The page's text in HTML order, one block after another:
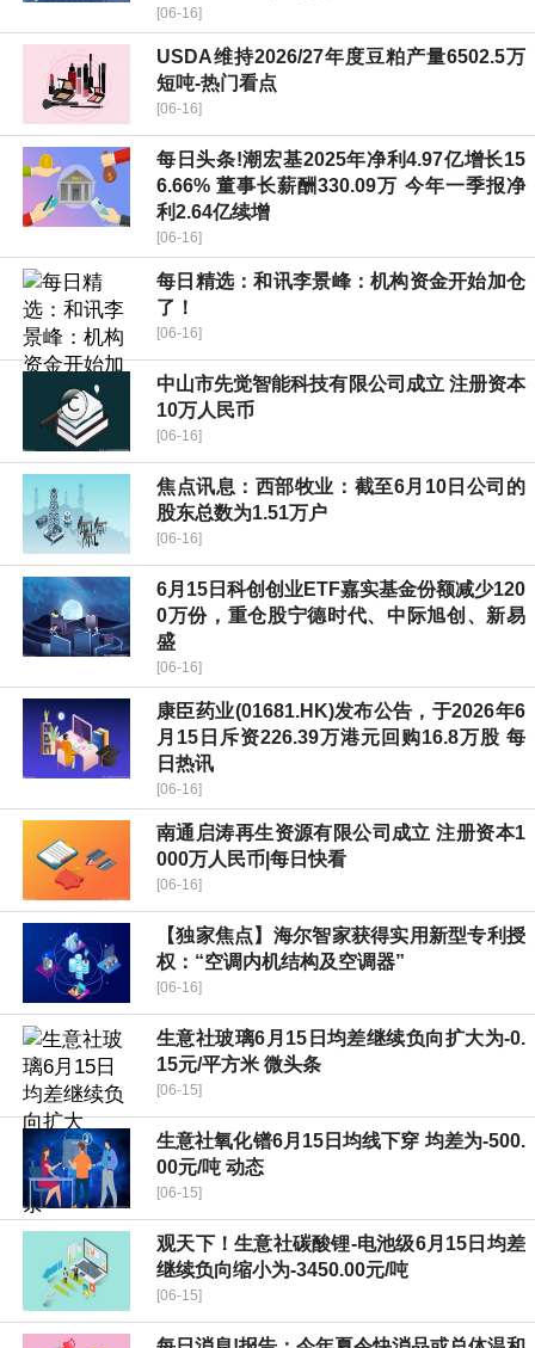
[06-16]
USDA维持2026/27年度豆粕产量6502.5万
短吨-热门看点
[06-16]
每日头条!潮宏基2025年净利4.97亿增长15
6.66% 董事长薪酬330.09万 今年一季报净
利2.64亿续增
[06-16]
每日精选：和讯李景峰：机构资金开始加仓
了！
[06-16]
中山市先觉智能科技有限公司成立 注册资本
10万人民币
[06-16]
焦点讯息：西部牧业：截至6月10日公司的
股东总数为1.51万户
[06-16]
6月15日科创创业ETF嘉实基金份额减少120
0万份，重仓股宁德时代、中际旭创、新易
盛
[06-16]
康臣药业(01681.HK)发布公告，于2026年6
月15日斥资226.39万港元回购16.8万股 每
日热讯
[06-16]
南通启涛再生资源有限公司成立 注册资本1
000万人民币|每日快看
[06-16]
【独家焦点】海尔智家获得实用新型专利授
权：“空调内机结构及空调器”
[06-16]
生意社玻璃6月15日均差继续负向扩大为-0.
15元/平方米 微头条
[06-15]
生意社氧化镨6月15日均线下穿 均差为-500.
00元/吨 动态
[06-15]
观天下！生意社碳酸锂-电池级6月15日均差
继续负向缩小为-3450.00元/吨
[06-15]